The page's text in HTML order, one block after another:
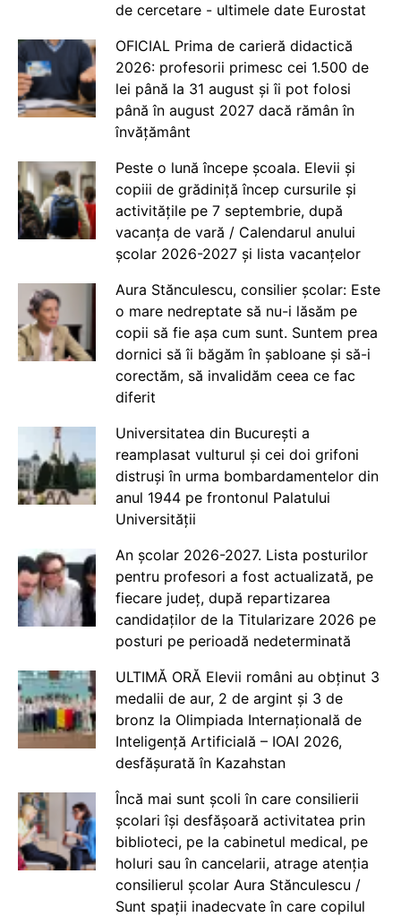
de cercetare - ultimele date Eurostat
OFICIAL Prima de carieră didactică
2026: profesorii primesc cei 1.500 de
lei până la 31 august și îi pot folosi
până în august 2027 dacă rămân în
învățământ
Peste o lună începe școala. Elevii și
copiii de grădiniță încep cursurile și
activitățile pe 7 septembrie, după
vacanța de vară / Calendarul anului
școlar 2026-2027 și lista vacanțelor
Aura Stănculescu, consilier școlar: Este
o mare nedreptate să nu-i lăsăm pe
copii să fie așa cum sunt. Suntem prea
dornici să îi băgăm în șabloane și să-i
corectăm, să invalidăm ceea ce fac
diferit
Universitatea din București a
reamplasat vulturul și cei doi grifoni
distruși în urma bombardamentelor din
anul 1944 pe frontonul Palatului
Universității
An școlar 2026-2027. Lista posturilor
pentru profesori a fost actualizată, pe
fiecare județ, după repartizarea
candidaților de la Titularizare 2026 pe
posturi pe perioadă nedeterminată
ULTIMĂ ORĂ Elevii români au obținut 3
medalii de aur, 2 de argint și 3 de
bronz la Olimpiada Internațională de
Inteligență Artificială – IOAI 2026,
desfășurată în Kazahstan
Încă mai sunt școli în care consilierii
școlari își desfășoară activitatea prin
biblioteci, pe la cabinetul medical, pe
holuri sau în cancelarii, atrage atenția
consilierul școlar Aura Stănculescu /
Sunt spații inadecvate în care copilul